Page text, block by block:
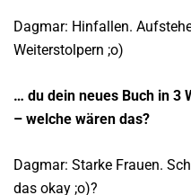
Dagmar: Hinfallen.
Weiterstolpern ;o)
… du dein neues Buch in 3
– welche wären das?
Dagmar: Starke Frauen.
das okay ;o)?